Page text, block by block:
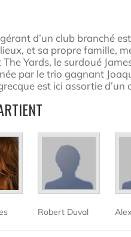
d’un club branché
et sa propre famille,
Yards, le surdoué
par le trio gagnant
est ici assortie
Robert Duval